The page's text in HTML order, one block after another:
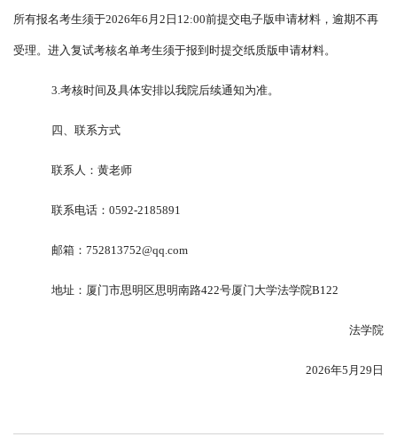
所有报名考生须于2026年6月2日12:00前提交电子版申请材料，逾期不再
受理。进入复试考核名单考生须于报到时提交纸质版申请材料。
3.考核时间及具体安排以我院后续通知为准。
四、联系方式
联系人： 黄老师
联系电话： 0592-2185891
邮箱： 752813752@qq.com
地址：厦门市思明区思明南路422号厦门大学法学院B122
法学院
2026年5 月 29 日